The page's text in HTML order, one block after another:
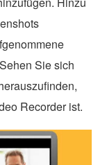
Sie sich
Recorder ist.